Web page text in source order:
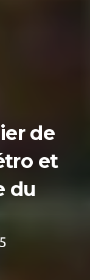
de
et
du